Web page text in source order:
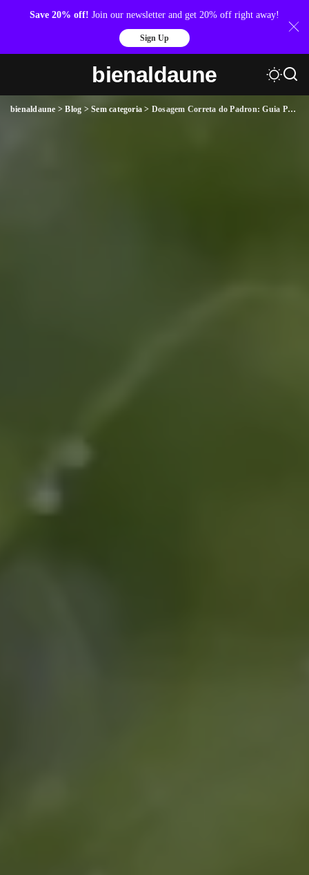
Save 20% off! Join our newsletter and get 20% off right away!
Sign Up
bienaldaune
bienaldaune >Blog >Sem categoria > Dosagem Correta do Padron: Guia Prático para Preparar 20 Litros de Água com Segurança